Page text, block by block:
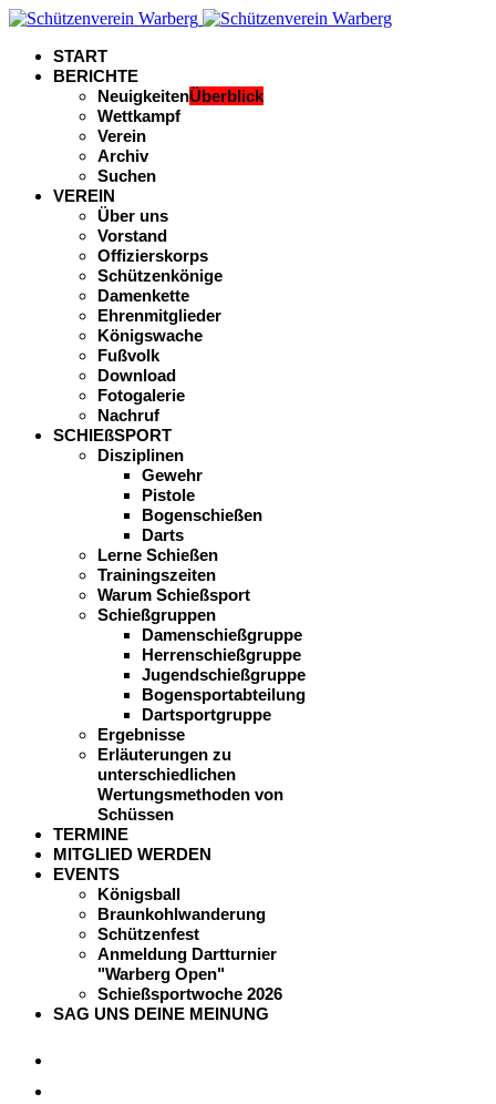
START
BERICHTE
NeuigkeitenÜberblick
Wettkampf
Verein
Archiv
Suchen
VEREIN
Über uns
Vorstand
Offizierskorps
Schützenkönige
Damenkette
Ehrenmitglieder
Königswache
Fußvolk
Download
Fotogalerie
Nachruf
SCHIEßSPORT
Disziplinen
Gewehr
Pistole
Bogenschießen
Darts
Lerne Schießen
Trainingszeiten
Warum Schießsport
Schießgruppen
Damenschießgruppe
Herrenschießgruppe
Jugendschießgruppe
Bogensportabteilung
Dartsportgruppe
Ergebnisse
Erläuterungen zu
unterschiedlichen
Wertungsmethoden von
Schüssen
TERMINE
MITGLIED WERDEN
EVENTS
Königsball
Braunkohlwanderung
Schützenfest
Anmeldung Dartturnier
"Warberg Open"
Schießsportwoche 2026
SAG UNS DEINE MEINUNG